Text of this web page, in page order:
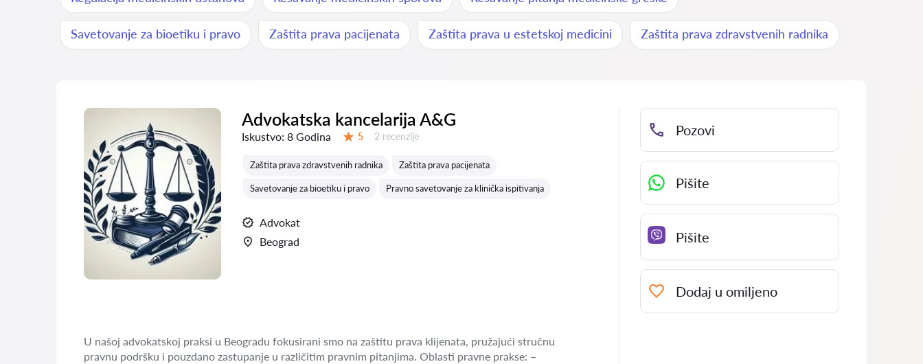
Savetovanje za bioetiku i pravo Zaštita prava pacijenata Zaštita prava u estetskoj medicini Zaštita prava zdravstvenih radnika
Advokatska kancelarija A&G
Iskustvo: 8 Godina 5 Recenzija:
2 recenzije
Zaštita prava zdravstvenih radnika Zaštita prava pacijenata
Savetovanje za bioetiku i pravo Pravno savetovanje za klinička ispitivanja
Advokat
Beograd
U našoj advokatskoj praksi u Beogradu fokusirani smo na zaštitu prava klijenata, pružajući stručnu
pravnu podršku i pouzdano zastupanje u različitim pravnim pitanjima. Oblasti pravne prakse: –
Pozovi
Pišite
Pišite
Dodaj u omiljeno